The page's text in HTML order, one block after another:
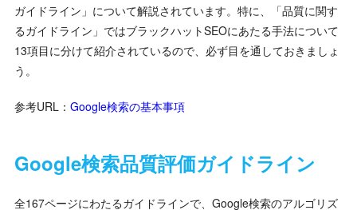
ガイドライン」について解説されています。特に、「品質に関す
るガイドライン」ではブラックハットSEOにあたる手法について
13項目に分けて紹介されているので、必ず目を通しておきましょ
う。
参考URL： Google検索の基本事項
Google検索品質評価ガイドライン
全167ページにわたるガイドラインで、Google検索のアルゴリズ